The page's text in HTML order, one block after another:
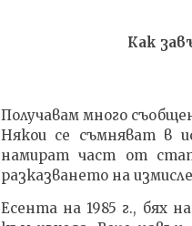
Как
Получавам много
Някои се съмняват в
намират част от
разказването на
Есента на 1985 г., бях